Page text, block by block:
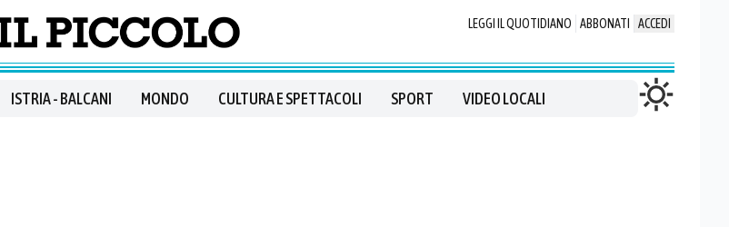
LEGGI IL QUOTIDIANO ABBONATI ACCEDI
ISTRIA - BALCANI MONDO CULTURA E SPETTACOLI SPORT VIDEO LOCALI